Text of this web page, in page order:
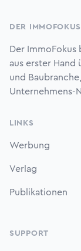
DER IMMOFOKUS
Der
aus erster Hand
und
Unternehmens-
LINKS
Werbung
Verlag
Publikationen
SUPPORT